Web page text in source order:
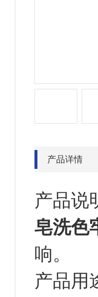
产品详情
产品说
皂洗色
响。
产品用